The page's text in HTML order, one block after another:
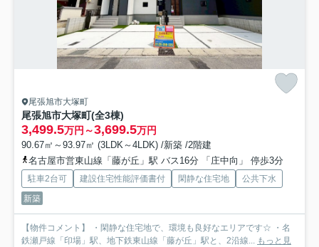
尾張旭市大塚町
尾張旭市大塚町(全3棟)
3,499.5万円～3,699.5万円
90.67㎡～93.97㎡ (3LDK～4LDK) /新築 /2階建
名古屋市営東山線「藤が丘」駅 バス16分 「庄中向」 停歩3分
駐車2台可 建設住宅性能評価書付 閑静な住宅地
公共下水
新築
【物件コメント】 ・閑静な住宅地で、環境も良好なエリアです☆ ・名
鉄瀬戸線「印場」駅、地下鉄東山線「藤が丘」駅と、2沿線... もっと見